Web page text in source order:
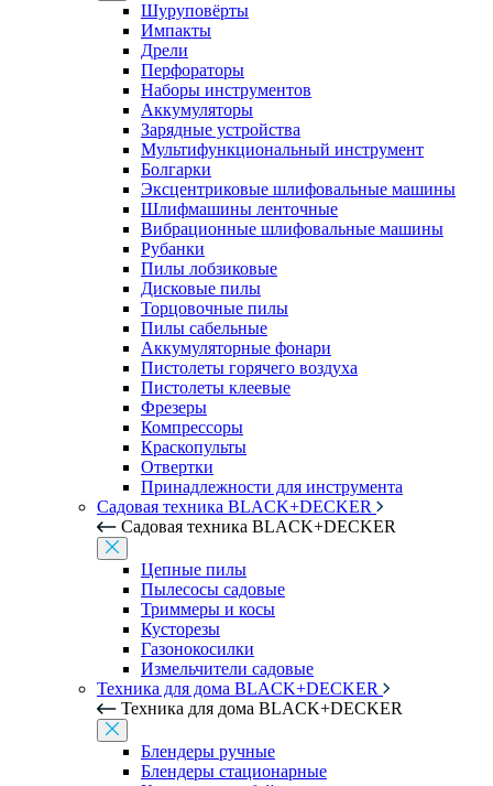
Шуруповёрты
Импакты
Дрели
Перфораторы
Наборы инструментов
Аккумуляторы
Зарядные устройства
Мультифункциональный инструмент
Болгарки
Эксцентриковые шлифовальные машины
Шлифмашины ленточные
Вибрационные шлифовальные машины
Рубанки
Пилы лобзиковые
Дисковые пилы
Торцовочные пилы
Пилы сабельные
Аккумуляторные фонари
Пистолеты горячего воздуха
Пистолеты клеевые
Фрезеры
Компрессоры
Краскопульты
Отвертки
Принадлежности для инструмента
Садовая техника BLACK+DECKER
Садовая техника BLACK+DECKER
Цепные пилы
Пылесосы садовые
Триммеры и косы
Кусторезы
Газонокосилки
Измельчители садовые
Техника для дома BLACK+DECKER
Техника для дома BLACK+DECKER
Блендеры ручные
Блендеры стационарные